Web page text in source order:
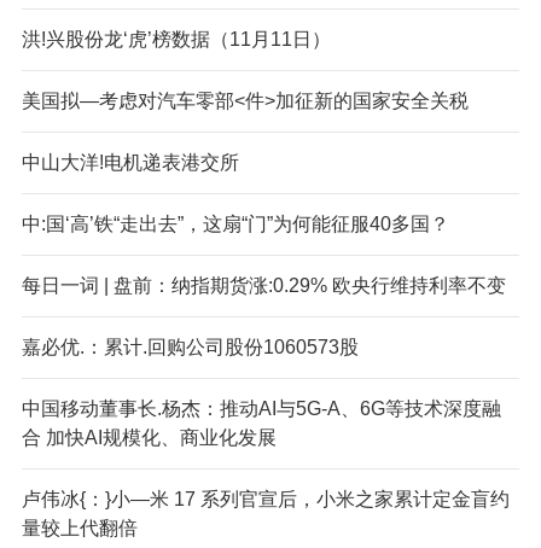
洪!兴股份龙‘虎’榜数据（11月11日）
美国拟—考虑对汽车零部<件>加征新的国家安全关税
中山大洋!电机递表港交所
中:国‘高’铁“走出去”，这扇“门”为何能征服40多国？
每日一词 | 盘前：纳指期货涨:0.29% 欧央行维持利率不变
嘉必优.：累计.回购公司股份1060573股
中国移动董事长.杨杰：推动AI与5G-A、6G等技术深度融
合 加快AI规模化、商业化发展
卢伟冰{：}小—米 17 系列官宣后，小米之家累计定金盲约
量较上代翻倍